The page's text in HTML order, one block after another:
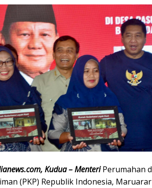
Kudua – MenteriPerumahan
(PKP) Republik Indonesia,